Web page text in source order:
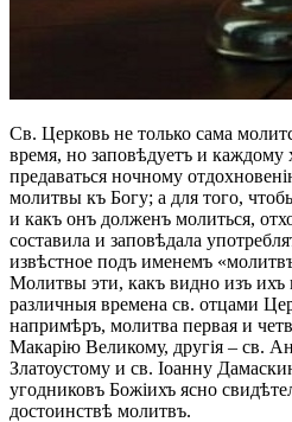
Св. Церковь не только сама
время, но заповѣдуетъ и каждому
предаваться ночному
молитвы къ Богу; а для того,
и какъ онъ долженъ молиться,
составила и заповѣдала
извѣстное подъ именемъ
Молитвы эти, какъ видно изъ ихъ
различныя времена св. отцами
напримѣръ, молитва первая и
Макарію Великому, другія – св.
Златоустому и св. Іоанну
угодниковъ Божіихъ ясно
достоинствѣ молитвъ.